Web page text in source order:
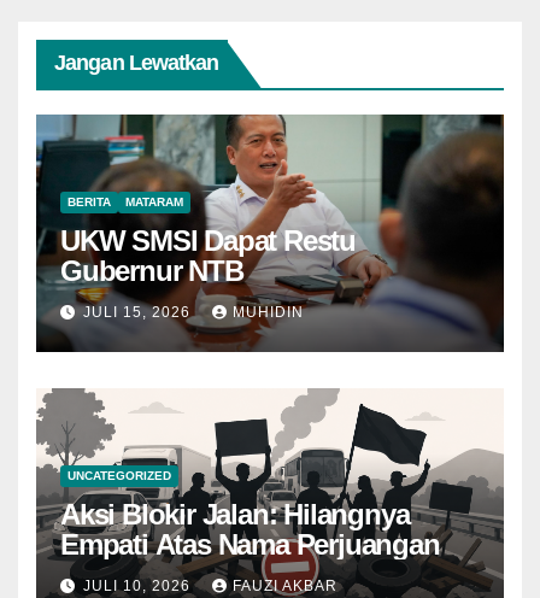
Jangan Lewatkan
BERITA MATARAM
UKW SMSI Dapat Restu
Gubernur NTB
JULI 15, 2026 MUHIDIN
UNCATEGORIZED
Aksi Blokir Jalan: Hilangnya
Empati Atas Nama Perjuangan
JULI 10, 2026 FAUZI AKBAR